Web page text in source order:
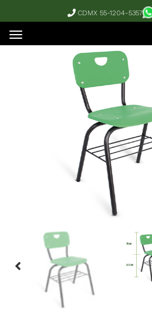
CDMX 55-1204-5357